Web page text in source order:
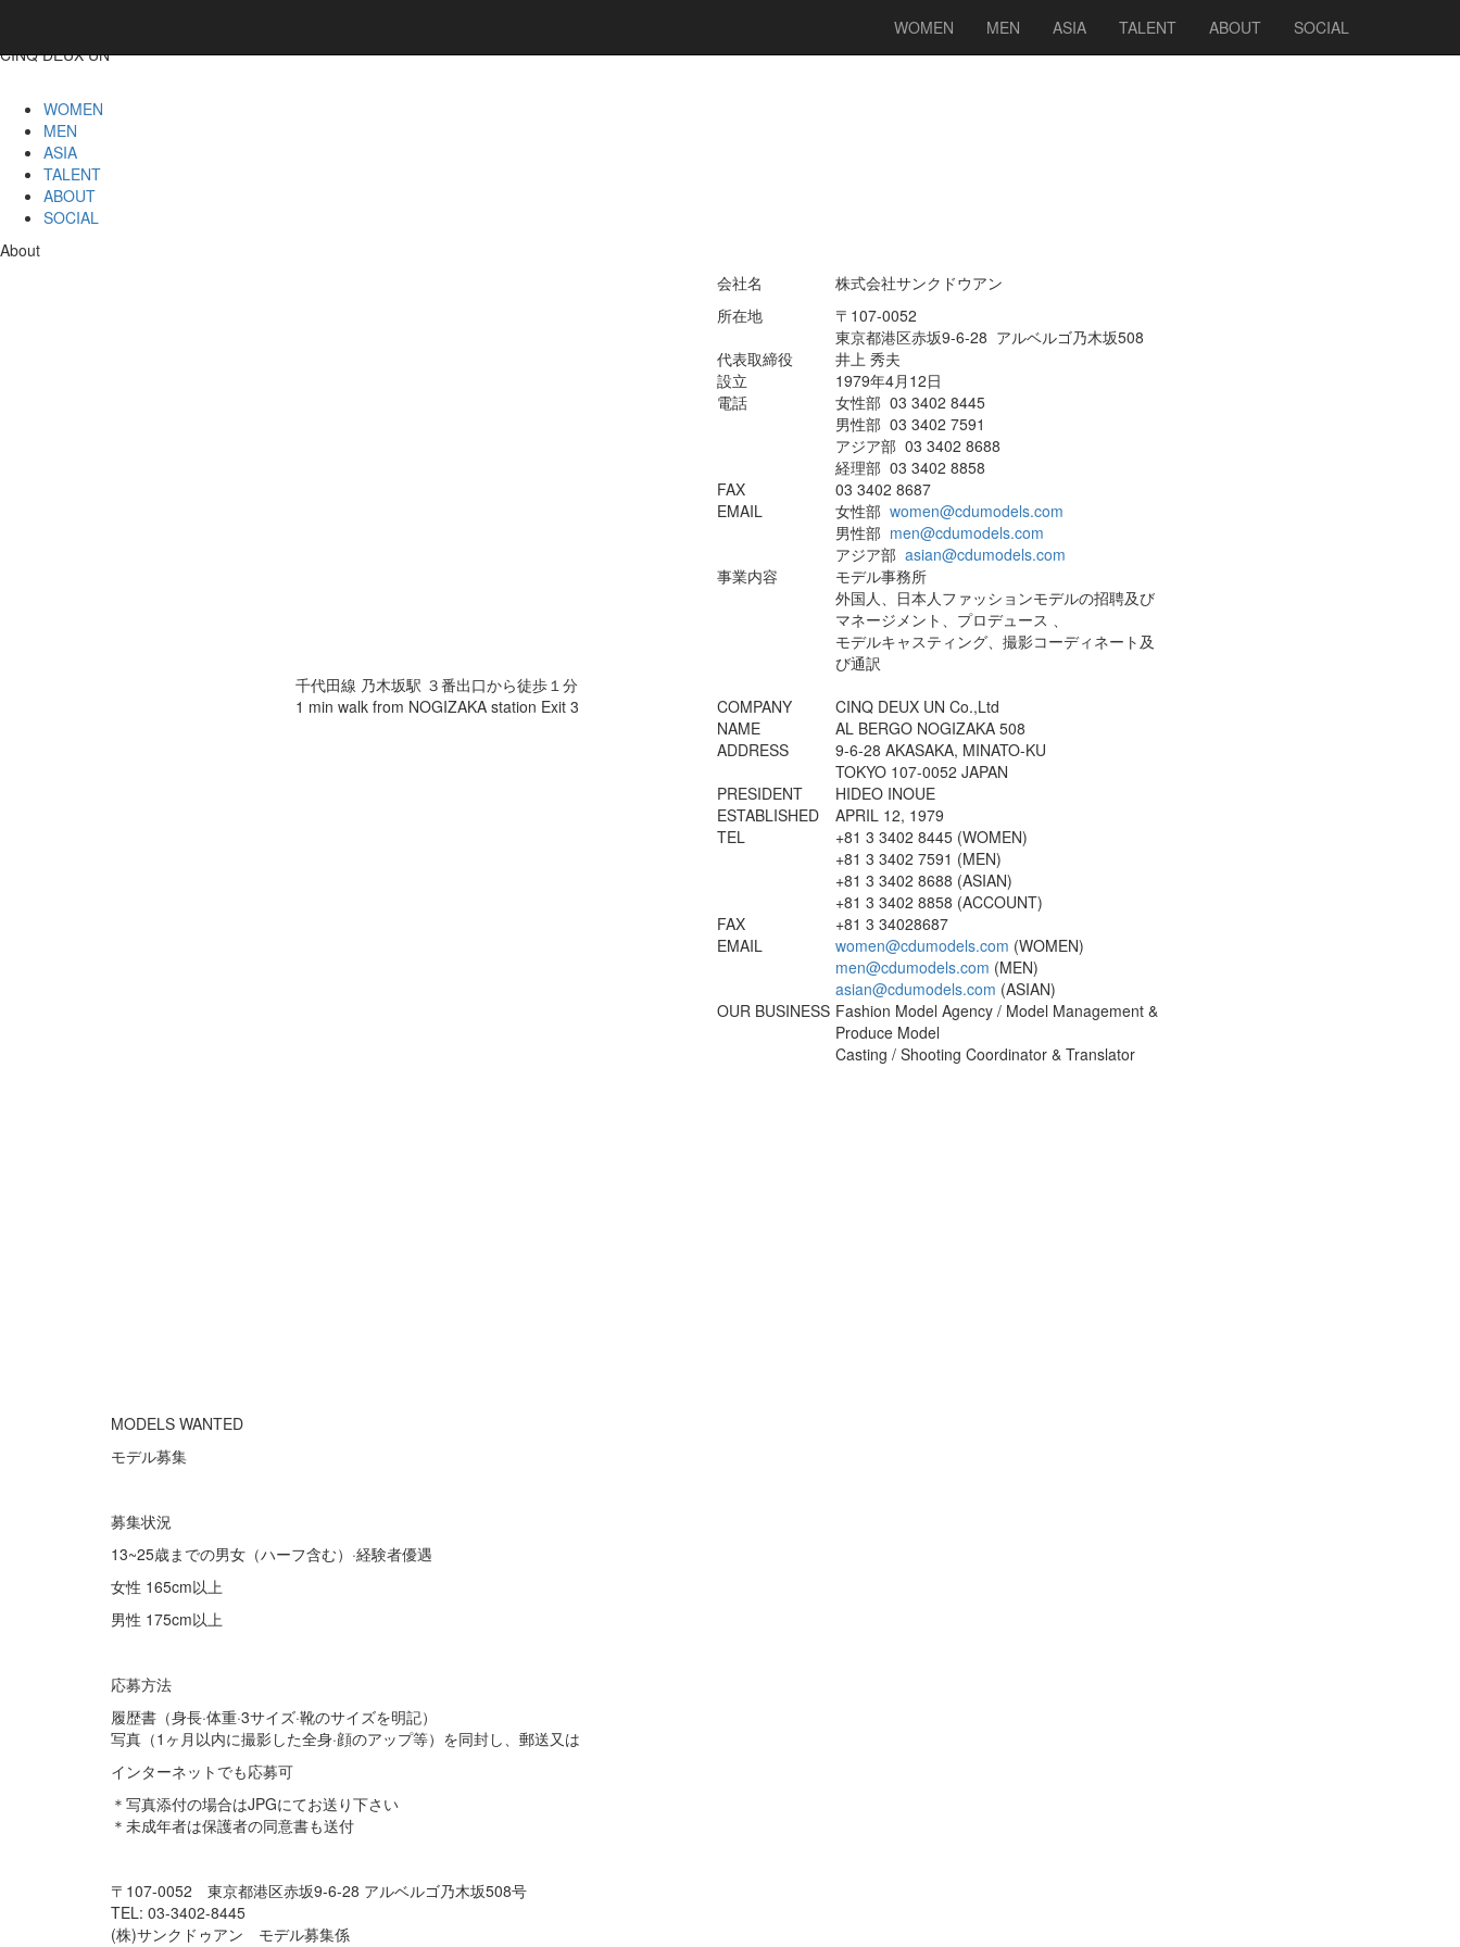
CINQ DEUX UN
WOMEN
MEN
ASIA
TALENT
ABOUT
SOCIAL
WOMEN MEN ASIA TALENT ABOUT SOCIAL
About
千代田線 乃木坂駅 ３番出口から徒歩１分
1 min walk from NOGIZAKA station Exit 3
会社名
株式会社サンクドウアン
所在地
〒107-0052
東京都港区赤坂9-6-28 アルベルゴ乃木坂508
代表取締役
井上 秀夫
設立
1979年4月12日
電話
女性部 03 3402 8445
男性部 03 3402 7591
アジア部 03 3402 8688
経理部 03 3402 8858
FAX
03 3402 8687
EMAIL
女性部 women@cdumodels.com
男性部 men@cdumodels.com
アジア部 asian@cdumodels.com
事業内容
モデル事務所
外国人、日本人ファッションモデルの招聘及び
マネージメント、プロデュース 、
モデルキャスティング、撮影コーディネート及
び通訳
COMPANY
CINQ DEUX UN Co.,Ltd
NAME
AL BERGO NOGIZAKA 508
ADDRESS
9-6-28 AKASAKA, MINATO-KU
TOKYO 107-0052 JAPAN
PRESIDENT
HIDEO INOUE
ESTABLISHED
APRIL 12, 1979
TEL
+81 3 3402 8445 (WOMEN)
+81 3 3402 7591 (MEN)
+81 3 3402 8688 (ASIAN)
+81 3 3402 8858 (ACCOUNT)
FAX
+81 3 34028687
EMAIL
women@cdumodels.com (WOMEN)
men@cdumodels.com (MEN)
asian@cdumodels.com (ASIAN)
OUR BUSINESS Fashion Model Agency / Model Management &
Produce Model
Casting / Shooting Coordinator & Translator
MODELS WANTED
モデル募集
募集状況
13~25歳までの男女（ハーフ含む）·経験者優遇
女性 165cm以上
男性 175cm以上
応募方法
履歴書（身長·体重·3サイズ·靴のサイズを明記）
写真（1ヶ月以内に撮影した全身·顔のアップ等）を同封し、郵送又は
インターネットでも応募可
＊写真添付の場合はJPGにてお送り下さい
＊未成年者は保護者の同意書も送付
〒107-0052 東京都港区赤坂9-6-28 アルベルゴ乃木坂508号
TEL: 03-3402-8445
(株)サンクドゥアン モデル募集係